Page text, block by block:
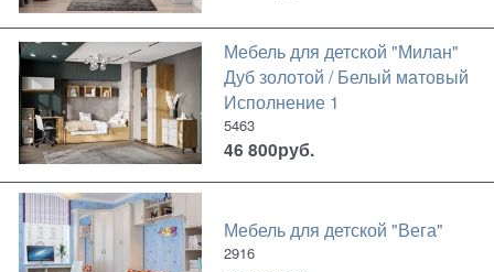
Мебель для детской "Милан"
Дуб золотой / Белый матовый
Исполнение 1
5463
46 800руб.
Мебель для детской "Вега"
2916